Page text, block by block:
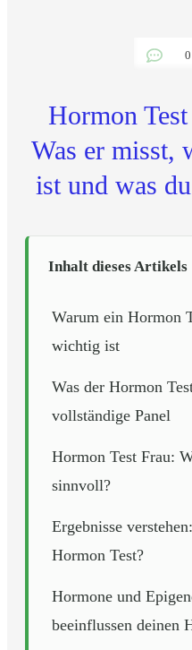
0
Hormon
Was er misst,
ist und was
Inhalt dieses Artikels
Warum ein Hormon
wichtig ist
Was der Hormon
vollständige Panel
Hormon Test Frau:
sinnvoll?
Ergebnisse
Hormon Test?
Hormone und
beeinflussen deinen